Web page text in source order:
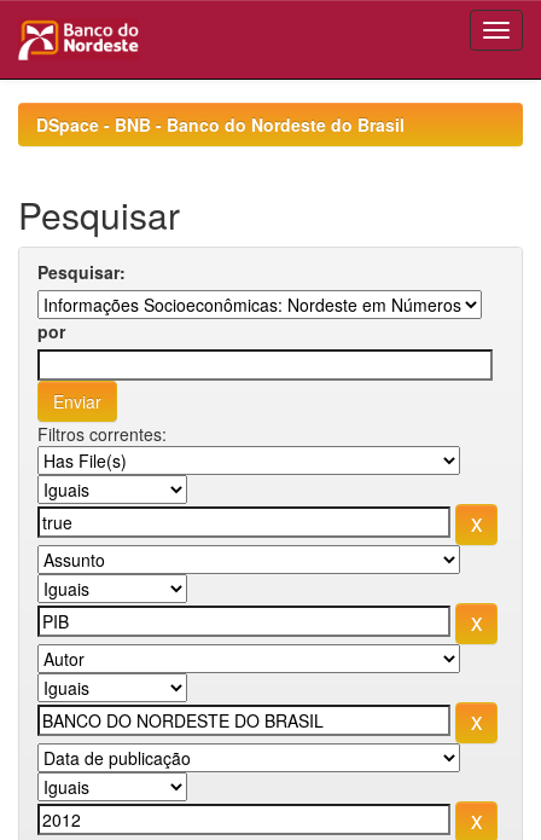
navigationDSpace - BNB - Banco do Nordeste do Brasil
Pesquisar
Pesquisar:
por
Filtros correntes: